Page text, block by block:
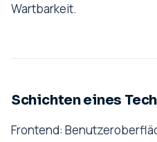
Wartbarkeit.
Schichten eines
Frontend: